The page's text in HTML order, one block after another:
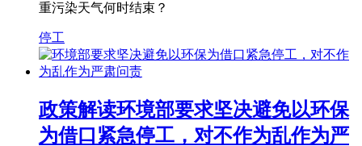
重污染天气何时结束？
停工
政策解读环境部要求坚决避免以环保
为借口紧急停工，对不作为乱作为严